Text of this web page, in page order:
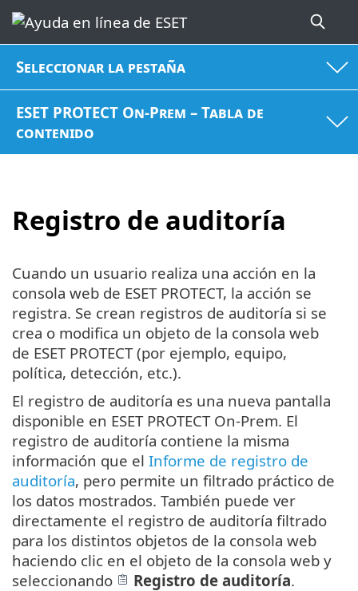
Seleccionar la pestaña
ESET PROTECT On-Prem – Tabla de
contenido
Registro de auditoría
Cuando un usuario realiza una acción en la
consola web de ESET PROTECT, la acción se
registra. Se crean registros de auditoría si se
crea o modifica un objeto de la consola web
de ESET PROTECT (por ejemplo, equipo,
política, detección, etc.).
El registro de auditoría es una nueva pantalla
disponible en ESET PROTECT On-Prem. El
registro de auditoría contiene la misma
información que el Informe de registro de
auditoría, pero permite un filtrado práctico de
los datos mostrados. También puede ver
directamente el registro de auditoría filtrado
para los distintos objetos de la consola web
haciendo clic en el objeto de la consola web y
seleccionando
Registro de auditoría.